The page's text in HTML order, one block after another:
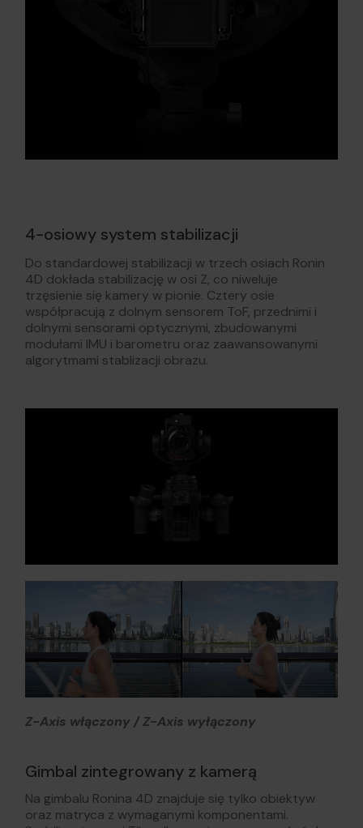
4-osiowy system stabilizacji
Do standardowej stabilizacji w trzech osiach Ronin
4D dokłada stabilizację w osi Z, co niweluje
trzęsienie się kamery w pionie. Cztery osie
współpracują z dolnym sensorem ToF, przednimi i
dolnymi sensorami optycznymi, zbudowanymi
modułami IMU i barometru oraz zaawansowanymi
algorytmami stablizacji obrazu.
Z-Axis włączony / Z-Axis wyłączony
Gimbal zintegrowany z kamerą
Na gimbalu Ronina 4D znajduje się tylko obiektyw
oraz matryca z wymaganymi komponentami.